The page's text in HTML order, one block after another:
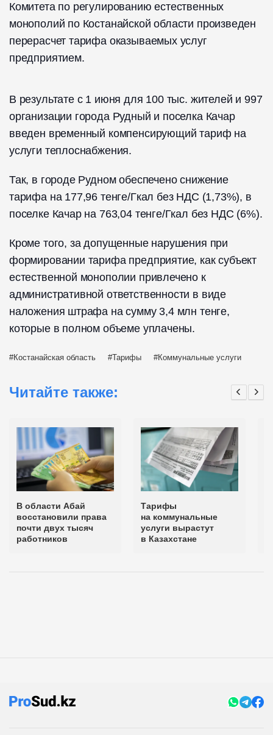
Комитета по регулированию естественных
монополий по Костанайской области произведен
перерасчет тарифа оказываемых услуг
предприятием.
В результате с 1 июня для 100 тыс. жителей и 997
организации города Рудный и поселка Качар
введен временный компенсирующий тариф на
услуги теплоснабжения.
Так, в городе Рудном обеспечено снижение
тарифа на 177,96 тенге/Гкал без НДС (1,73%), в
поселке Качар на 763,04 тенге/Гкал без НДС (6%).
Кроме того, за допущенные нарушения при
формировании тарифа предприятие, как субъект
естественной монополии привлечено к
административной ответственности в виде
наложения штрафа на сумму 3,4 млн тенге,
которые в полном объеме уплачены.
Костанайская область Тарифы Коммунальные услуги
Читайте также:
В области Абай
восстановили права
почти двух тысяч
работников
Тарифы
на коммунальные
услуги вырастут
в Казахстане